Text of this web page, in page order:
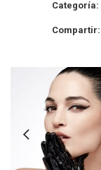
Categoría:
Compartir